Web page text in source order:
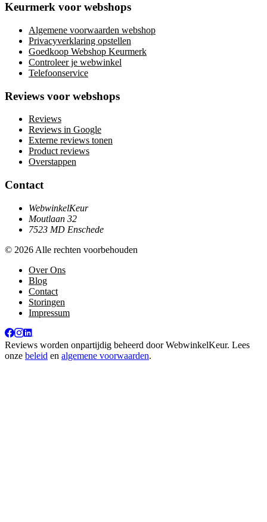
Keurmerk voor webshops
Algemene voorwaarden webshop
Privacyverklaring opstellen
Goedkoop Webshop Keurmerk
Controleer je webwinkel
Telefoonservice
Reviews voor webshops
Reviews
Reviews in Google
Externe reviews tonen
Product reviews
Overstappen
Contact
WebwinkelKeur
Moutlaan 32
7523 MD Enschede
© 2026 Alle rechten voorbehouden
Over Ons
Blog
Contact
Storingen
Impressum
Reviews worden onpartijdig beheerd doorWebwinkelKeur. Lees
onze beleid en algemene voorwaarden.